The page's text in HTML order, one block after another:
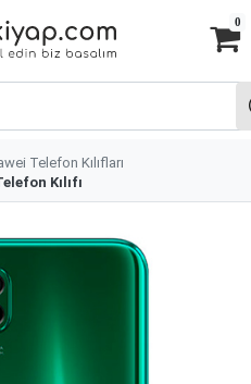
0
Telefon Kılıfları
Kılıfı